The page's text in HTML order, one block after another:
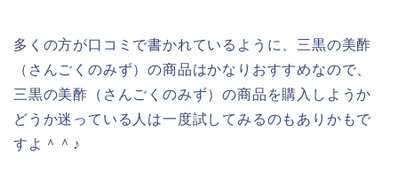
多くの方が口コミで書かれているように、三黒の美酢
（さんごくのみず）の商品はかなりおすすめなので、
三黒の美酢（さんごくのみず）の商品を購入しようか
どうか迷っている人は一度試してみるのもありかもで
すよ＾＾♪